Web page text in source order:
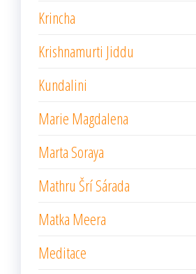
Krincha
Krishnamurti Jiddu
Kundalini
Marie Magdalena
Marta Soraya
Mathru Šrí Sárada
Matka Meera
Meditace